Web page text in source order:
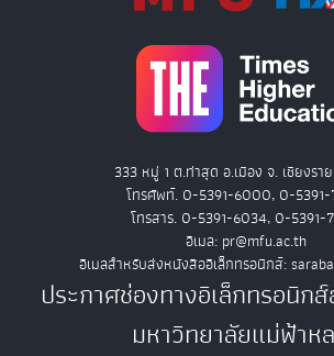
333 หมู่ 1 ต.ท่าสุด อ.เมือง จ. เชียงรา
โทรศัพท์. 0-5391-6000, 0-
โทรสาร. 0-5391-6034, 0-5391-
อีเมล: pr@mfu.ac.th
อีเมลสำหรับส่งหนังสืออิเล็กทรอนิกส์:
ประกาศช่องทางอิเล็กทรอนิก
มหาวิทยาลัยแม่ฟ้าห